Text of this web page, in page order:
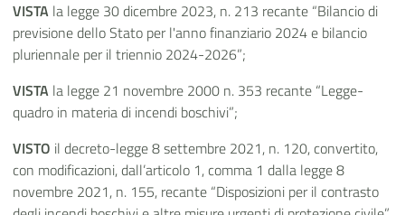
VISTA la legge 30 dicembre 2023, n. 213 recante “Bilancio di
previsione dello Stato per l'anno finanziario 2024 e bilancio
pluriennale per il triennio 2024-2026”;
VISTA la legge 21 novembre 2000 n. 353 recante “Legge-
quadro in materia di incendi boschivi”;
VISTO il decreto-legge 8 settembre 2021, n. 120, convertito,
con modificazioni, dall’articolo 1, comma 1 dalla legge 8
novembre 2021, n. 155, recante “Disposizioni per il contrasto